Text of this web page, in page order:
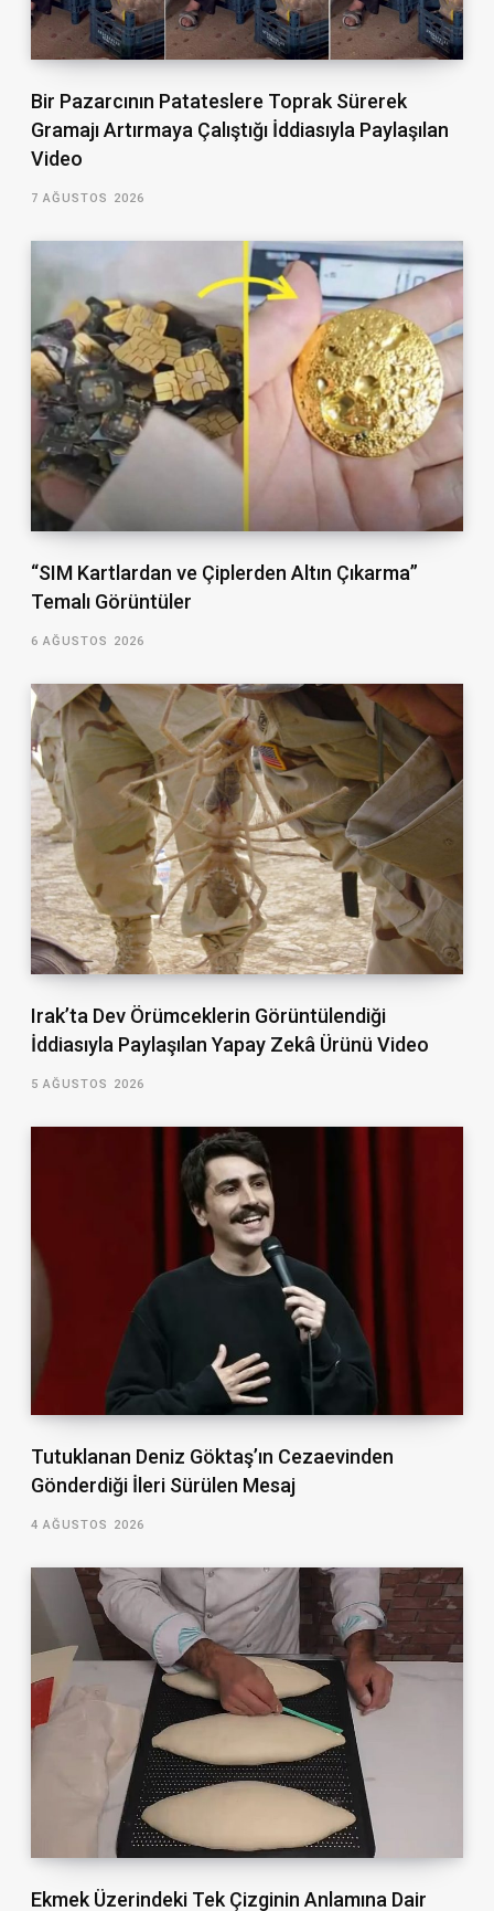
Bir Pazarcının Patateslere Toprak Sürerek
Gramajı Artırmaya Çalıştığı İddiasıyla Paylaşılan
Video
7 AĞUSTOS 2026
“SIM Kartlardan ve Çiplerden Altın Çıkarma”
Temalı Görüntüler
6 AĞUSTOS 2026
Irak’ta Dev Örümceklerin Görüntülendiği
İddiasıyla Paylaşılan Yapay Zekâ Ürünü Video
5 AĞUSTOS 2026
Tutuklanan Deniz Göktaş’ın Cezaevinden
Gönderdiği İleri Sürülen Mesaj
4 AĞUSTOS 2026
Ekmek Üzerindeki Tek Çizginin Anlamına Dair